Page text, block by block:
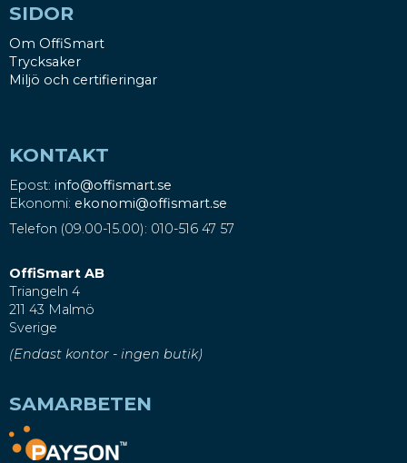
SIDOR
Om OffiSmart
Trycksaker
Miljö och certifieringar
KONTAKT
Epost: info@offismart.se
Ekonomi: ekonomi@offismart.se
Telefon (09.00-15.00): 010-516 47 57
OffiSmart AB
Triangeln 4
211 43 Malmö
Sverige
(Endast kontor - ingen butik)
SAMARBETEN